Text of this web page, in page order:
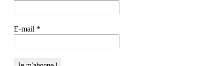
E-mail *